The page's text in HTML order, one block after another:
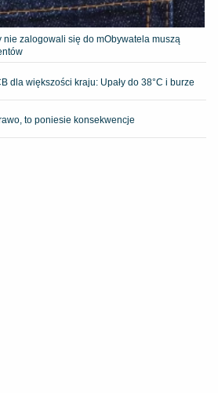
nie zalogowali się do mObywatela muszą
dla większości kraju: Upały do 38°C i burze
to poniesie konsekwencje